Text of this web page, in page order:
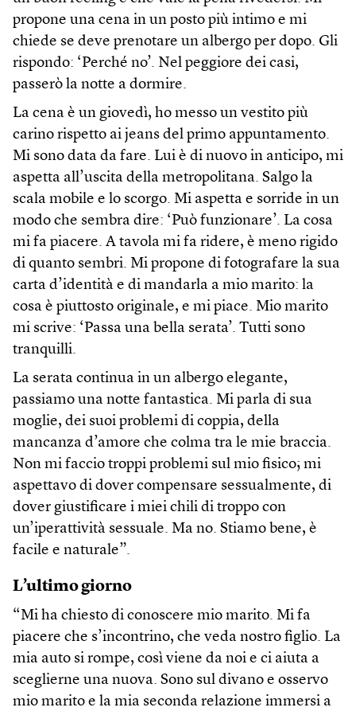
propone una cena in un posto più intimo e mi
chiede se deve prenotare un albergo per dopo. Gli
rispondo: ‘Perché no’. Nel peggiore dei casi,
passerò la notte a dormire.
La cena è un giovedì, ho messo un vestito più
carino rispetto ai jeans del primo appuntamento.
Mi sono data da fare. Lui è di nuovo in anticipo, mi
aspetta all’uscita della metropolitana. Salgo la
scala mobile e lo scorgo. Mi aspetta e sorride in un
modo che sembra dire: ‘Può funzionare’. La cosa
mi fa piacere. A tavola mi fa ridere, è meno rigido
di quanto sembri. Mi propone di fotografare la sua
carta d’identità e di mandarla a mio marito: la
cosa è piuttosto originale, e mi piace. Mio marito
mi scrive: ‘Passa una bella serata’. Tutti sono
tranquilli.
La serata continua in un albergo elegante,
passiamo una notte fantastica. Mi parla di sua
moglie, dei suoi problemi di coppia, della
mancanza d’amore che colma tra le mie braccia.
Non mi faccio troppi problemi sul mio fisico; mi
aspettavo di dover compensare sessualmente, di
dover giustificare i miei chili di troppo con
un’iperattività sessuale. Ma no. Stiamo bene, è
facile e naturale”.
L’ultimo giorno
“Mi ha chiesto di conoscere mio marito. Mi fa
piacere che s’incontrino, che veda nostro figlio. La
mia auto si rompe, così viene da noi e ci aiuta a
sceglierne una nuova. Sono sul divano e osservo
mio marito e la mia seconda relazione immersi a